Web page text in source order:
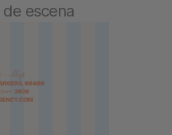
escena